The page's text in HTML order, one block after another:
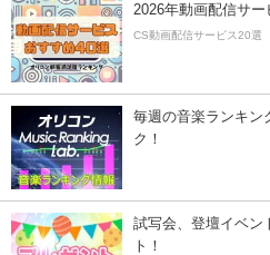
2026年動画配信サー
CS動画配信サービス20選
毎週の音楽ランキン
ク！
試写会、登壇イベン
ト！